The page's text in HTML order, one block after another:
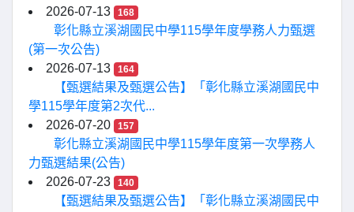
2026-07-13
168
彰化縣立溪湖國民中學115學年度學務人力甄選
(第一次公告)
2026-07-13
164
【甄選結果及甄選公告】「彰化縣立溪湖國民中
學115學年度第2次代...
2026-07-20
157
彰化縣立溪湖國民中學115學年度第一次學務人
力甄選結果(公告)
2026-07-23
140
【甄選結果及甄選公告】「彰化縣立溪湖國民中